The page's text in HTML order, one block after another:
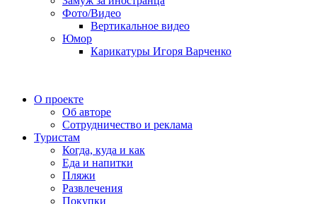
Фото/Видео
Вертикальное видео
Юмор
Карикатуры Игоря Варченко
О проекте
Об авторе
Сотрудничество и реклама
Туристам
Когда, куда и как
Еда и напитки
Пляжи
Развлечения
Покупки